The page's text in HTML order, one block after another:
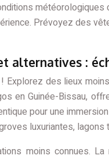
météorologiques
Prévoyez des
alternatives :
des lieux
en Guinée-Bissau,
pour une
luxuriantes,
moins connues.